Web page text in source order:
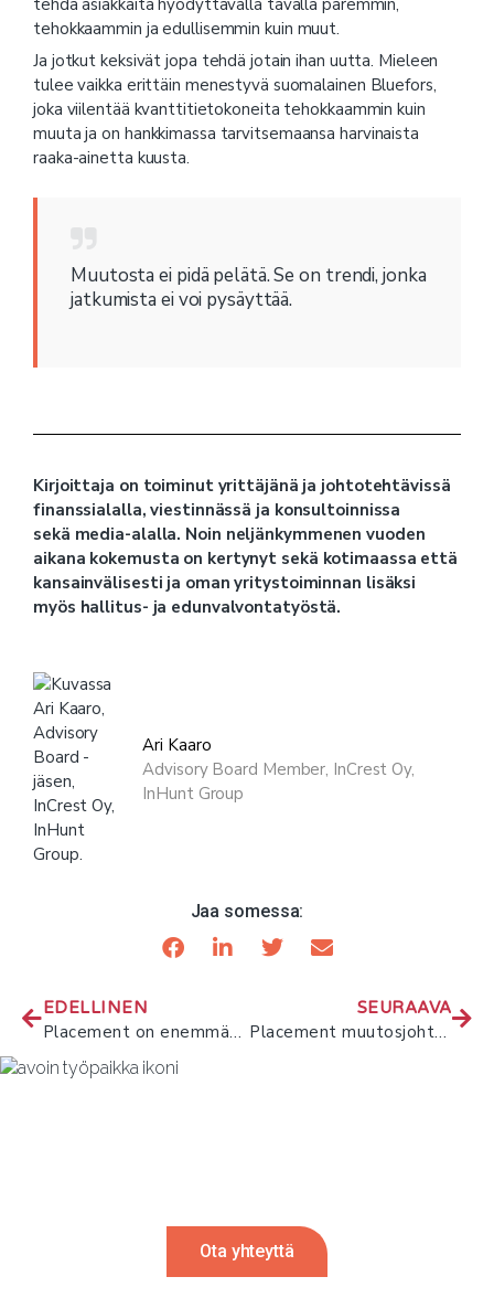
tehokkaammin ja edullisemmin kuin muut.
Ja jotkut keksivät jopa tehdä jotain ihan uutta. Mieleen
tulee vaikka erittäin menestyvä suomalainen Bluefors,
joka viilentää kvanttitietokoneita tehokkaammin kuin
muuta ja on hankkimassa tarvitsemaansa harvinaista
raaka-ainetta kuusta.
Muutosta ei pidä pelätä. Se on trendi, jonka
jatkumista ei voi pysäyttää.
Kirjoittaja on toiminut yrittäjänä ja johtotehtävissä
finanssialalla, viestinnässä ja konsultoinnissa
sekä media-alalla. Noin neljänkymmenen vuoden
aikana kokemusta on kertynyt sekä kotimaassa että
kansainvälisesti ja oman yritystoiminnan lisäksi
myös hallitus- ja edunvalvontatyöstä.
Ari Kaaro
Advisory Board Member, InCrest Oy,
InHunt Group
Jaa somessa:
EDELLINEN
Placement on enemmän kuin palvelu – se on viesti ihmisistä ja johtamisesta
SEURAAVA
Placement muutosjohtamisen investointina
Ota yhteyttä